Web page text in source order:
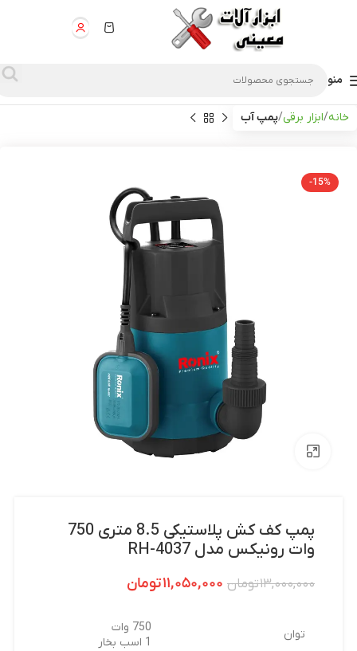
منو
خانه ابزار برقی پمپ آب
-15%
پمپ کف کش پلاستیکی 8.5 متری 750
وات رونیکس مدل RH-4037
۱۳,۰۰۰,۰۰۰تومان ۱۱,۰۵۰,۰۰۰تومان
توان
750 وات
1 اسب بخار